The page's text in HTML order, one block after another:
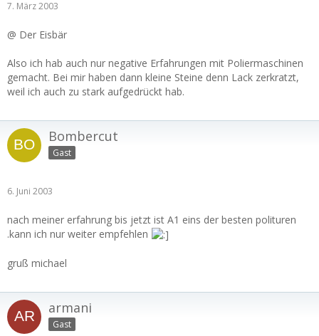
7. März 2003
@ Der Eisbär
Also ich hab auch nur negative Erfahrungen mit Poliermaschinen
gemacht. Bei mir haben dann kleine Steine denn Lack zerkratzt,
weil ich auch zu stark aufgedrückt hab.
Bombercut
Gast
6. Juni 2003
nach meiner erfahrung bis jetzt ist A1 eins der besten polituren
.kann ich nur weiter empfehlen
gruß michael
armani
Gast